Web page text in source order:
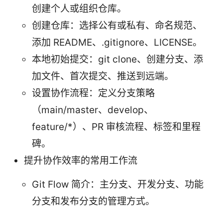
创建个人或组织仓库。
创建仓库：选择公有或私有、命名规范、
添加 README、.gitignore、LICENSE。
本地初始提交：git clone、创建分支、添
加文件、首次提交、推送到远端。
设置协作流程：定义分支策略
（main/master、develop、
feature/*）、PR 审核流程、标签和里程
碑。
提升协作效率的常用工作流
Git Flow 简介：主分支、开发分支、功能
分支和发布分支的管理方式。